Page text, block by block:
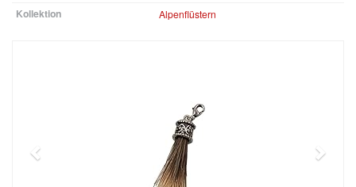
Kollektion Alpenflüstern